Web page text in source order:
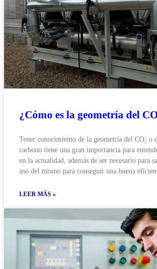
¿Cómo es la geometría del
Tener conocimiento de la geometría del CO₂ o
carbono tiene una gran importancia para
en la actualidad, además de ser necesario para
uso del mismo para conseguir una buena
LEER MÁS »